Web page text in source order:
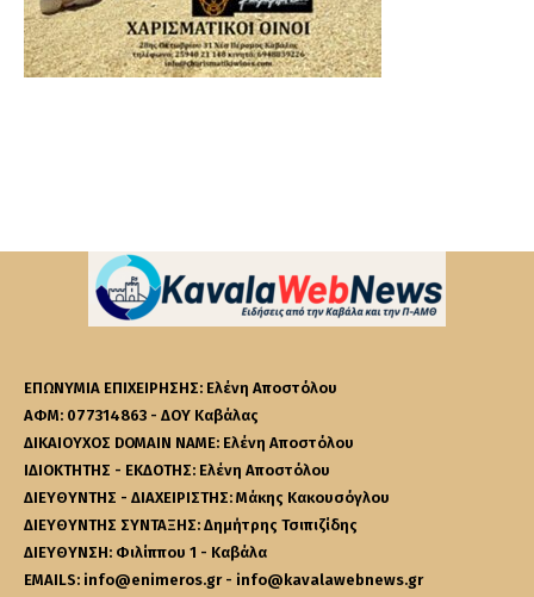
ΕΠΩΝΥΜΙΑ ΕΠΙΧΕΙΡΗΣΗΣ: Ελένη Αποστόλου
ΑΦΜ: 077314863 - ΔΟΥ Καβάλας
ΔΙΚΑΙΟΥΧΟΣ DOMAIN NAME: Ελένη Αποστόλου
ΙΔΙΟΚΤΗΤΗΣ - ΕΚΔΟΤΗΣ: Ελένη Αποστόλου
ΔΙΕΥΘΥΝΤΗΣ - ΔΙΑΧΕΙΡΙΣΤΗΣ: Μάκης Κακουσόγλου
ΔΙΕΥΘΥΝΤΗΣ ΣΥΝΤΑΞΗΣ: Δημήτρης Τσιπιζίδης
ΔΙΕΥΘΥΝΣΗ: Φιλίππου 1 - Καβάλα
EMAILS: info@enimeros.gr - info@kavalawebnews.gr